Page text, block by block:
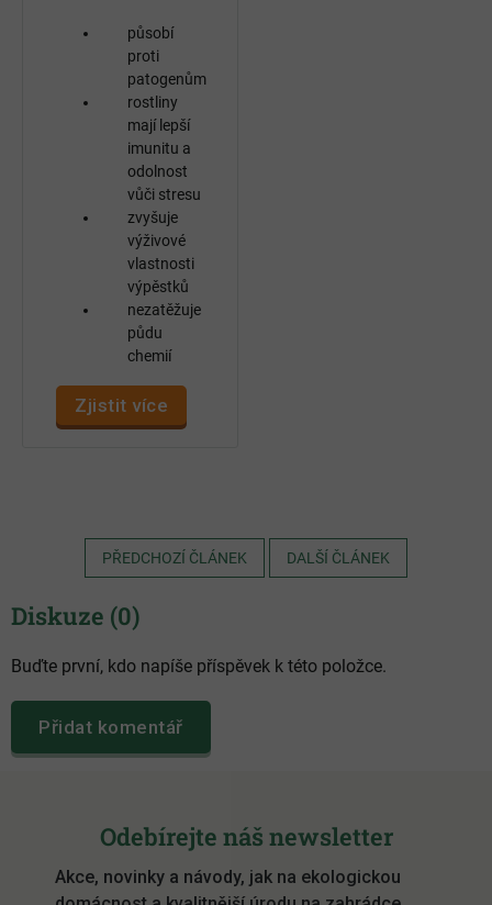
působí
proti
patogenům
rostliny
mají lepší
imunitu a
odolnost
vůči stresu
zvyšuje
výživové
vlastnosti
výpěstků
nezatěžuje
půdu
chemií
Zjistit více
PŘEDCHOZÍ ČLÁNEK DALŠÍ ČLÁNEK
Diskuze (0)
Buďte první, kdo napíše příspěvek k této položce.
Přidat komentář
Odebírejte náš newsletter
Akce, novinky a návody, jak na ekologickou